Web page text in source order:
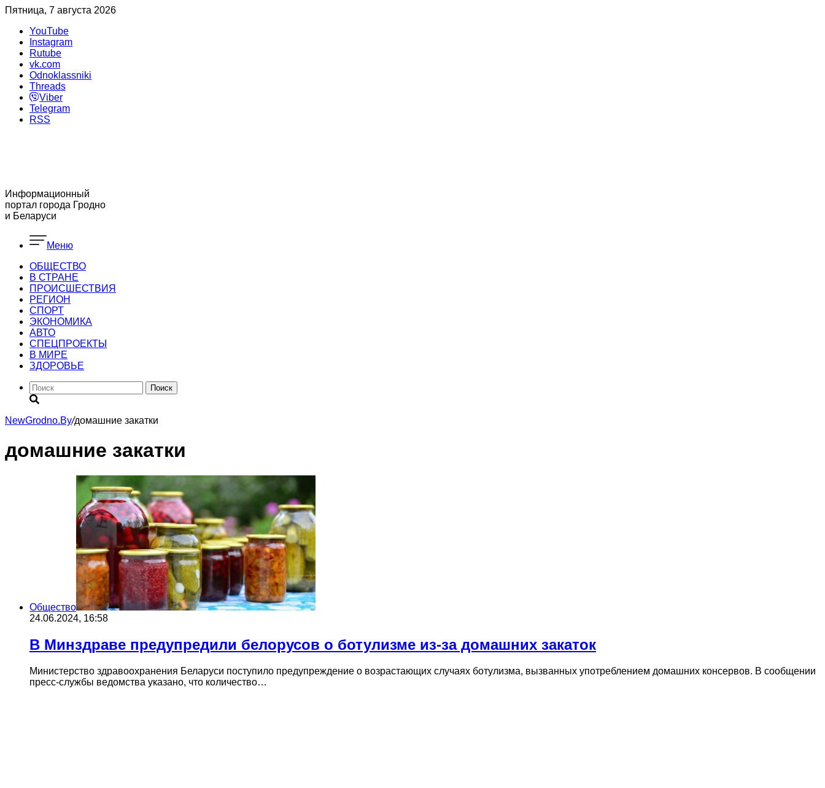
Пятница, 7 августа 2026
YouTube
Instagram
Rutube
vk.com
Odnoklassniki
Threads
Viber
Telegram
RSS
Информационный
портал города Гродно
и Беларуси
Меню
ОБЩЕСТВО
В СТРАНЕ
ПРОИСШЕСТВИЯ
РЕГИОН
CПОРТ
ЭКОНОМИКА
АВТО
СПЕЦПРОЕКТЫ
В МИРЕ
ЗДОРОВЬЕ
Поиск
NewGrodno.By/домашние закатки
домашние закатки
Общество
24.06.2024, 16:58
В Минздраве предупредили белорусов о ботулизме из-за домашних закаток
Министерство здравоохранения Беларуси поступило предупреждение о возрастающих случаях ботулизма, вызванных употреблением домашних консервов. В сообщении
пресс-службы ведомства указано, что количество…